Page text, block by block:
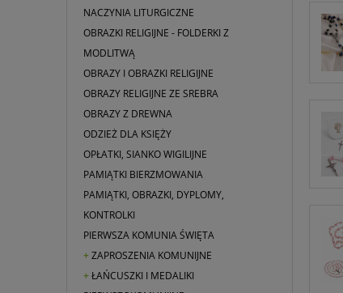
NACZYNIA LITURGICZNE
OBRAZKI RELIGIJNE - FOLDERKI Z
MODLITWĄ
OBRAZY I OBRAZKI RELIGIJNE
OBRAZY RELIGIJNE ZE SREBRA
OBRAZY Z DREWNA
ODZIEŻ DLA KSIĘŻY
OPŁATKI, SIANKO WIGILIJNE
PAMIĄTKI BIERZMOWANIA
PAMIĄTKI, OBRAZKI, DYPLOMY,
KONTROLKI
PIERWSZA KOMUNIA ŚWIĘTA
ZAPROSZENIA KOMUNIJNE
ŁAŃCUSZKI I MEDALIKI